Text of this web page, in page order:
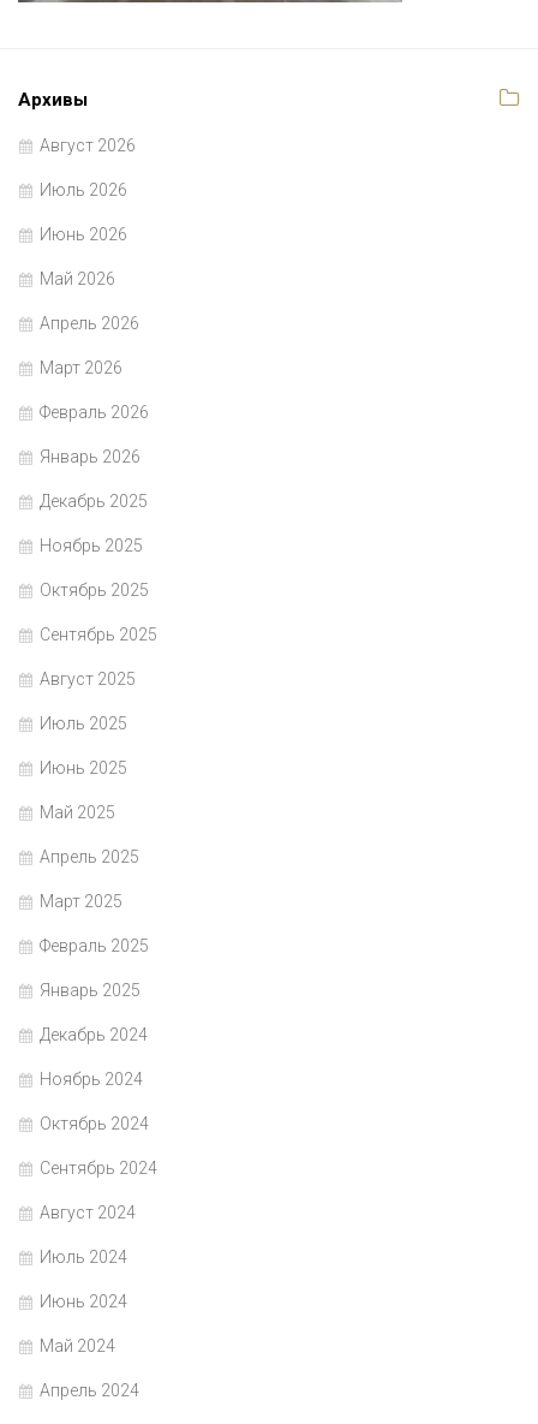
Архивы
Август 2026
Июль 2026
Июнь 2026
Май 2026
Апрель 2026
Март 2026
Февраль 2026
Январь 2026
Декабрь 2025
Ноябрь 2025
Октябрь 2025
Сентябрь 2025
Август 2025
Июль 2025
Июнь 2025
Май 2025
Апрель 2025
Март 2025
Февраль 2025
Январь 2025
Декабрь 2024
Ноябрь 2024
Октябрь 2024
Сентябрь 2024
Август 2024
Июль 2024
Июнь 2024
Май 2024
Апрель 2024